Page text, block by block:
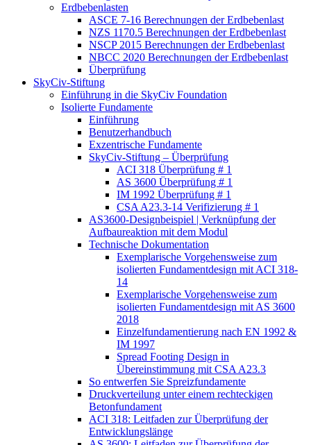
Erdbebenlasten
ASCE 7-16 Berechnungen der Erdbebenlast
NZS 1170.5 Berechnungen der Erdbebenlast
NSCP 2015 Berechnungen der Erdbebenlast
NBCC 2020 Berechnungen der Erdbebenlast
Überprüfung
SkyCiv-Stiftung
Einführung in die SkyCiv Foundation
Isolierte Fundamente
Einführung
Benutzerhandbuch
Exzentrische Fundamente
SkyCiv-Stiftung – Überprüfung
ACI 318 Überprüfung # 1
AS 3600 Überprüfung # 1
IM 1992 Überprüfung # 1
CSA A23.3-14 Verifizierung # 1
AS3600-Designbeispiel | Verknüpfung der
Aufbaureaktion mit dem Modul
Technische Dokumentation
Exemplarische Vorgehensweise zum
isolierten Fundamentdesign mit ACI 318-
14
Exemplarische Vorgehensweise zum
isolierten Fundamentdesign mit AS 3600
2018
Einzelfundamentierung nach EN 1992 &
IM 1997
Spread Footing Design in
Übereinstimmung mit CSA A23.3
So entwerfen Sie Spreizfundamente
Druckverteilung unter einem rechteckigen
Betonfundament
ACI 318: Leitfaden zur Überprüfung der
Entwicklungslänge